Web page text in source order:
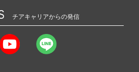
チアキャリアからの発信